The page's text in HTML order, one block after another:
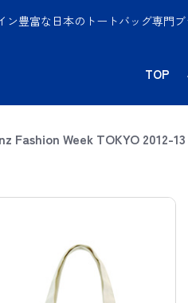
ン豊富な日本のトートバッグ専門
TOP
Fashion Week TOKYO 2012-